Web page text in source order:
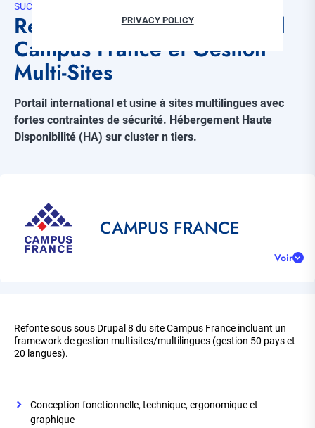
SUCCESS STORIES
Refonte du site international
Campus France et Gestion
Multi-Sites
Portail international et usine à sites multilingues avec
fortes contraintes de sécurité. Hébergement Haute
Disponibilité (HA) sur cluster n tiers.
Title
CAMPUS FRANCE
Voir
de
la
page
Refonte sous sous Drupal 8 du site Campus France incluant un
framework de gestion multisites/multilingues (gestion 50 pays et
20 langues).
Conception fonctionnelle, technique, ergonomique et
graphique
PRIVACY POLICY